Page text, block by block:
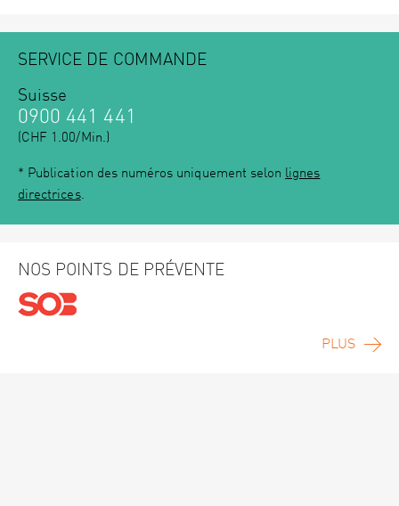
SERVICE DE COMMANDE
Suisse
0900 441 441
(CHF 1.00/Min.)
* Publication des numéros uniquement selon lignes
directrices.
NOS POINTS DE PRÉVENTE
PLUS